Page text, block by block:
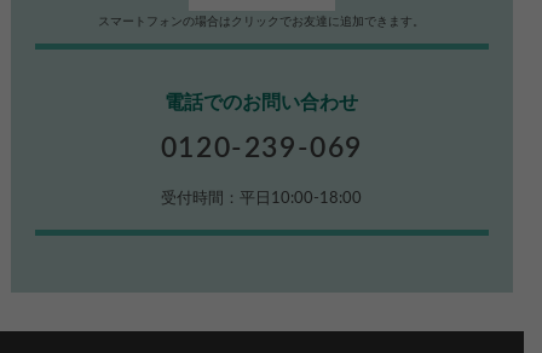
スマートフォンの場合はクリックでお友達に追加できます。
電話でのお問い合わせ
0120-239-069
受付時間：平日10:00-18:00